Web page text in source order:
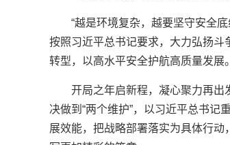
“越是环境复杂，越要坚守安全
按照习近平总书记要求，大力弘扬
转型，以高水平安全护航高质量发展。
开局之年启新程，凝心聚力再出
决做到“两个维护”，以习近平总书
展效能，把战略部署落实为具体行动